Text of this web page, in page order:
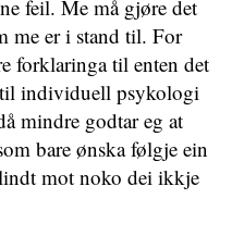
feil. Me må gjøre det
me er i stand til. For
forklaringa til enten det
individuell psykologi
mindre godtar eg at
bare ønska følgje ein
mot noko dei ikkje